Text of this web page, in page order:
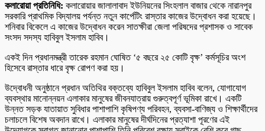
কলারোয়া প্রতিনিধি: কলারোয়ার জালালাবাদ ইউনিয়নের সিংহলাল বাজার থেকে নারানপুর
সরকারি প্রাথমিক বিদ্যালয় পর্যন্ত নতুন কার্পেটিং রাস্তার কাজের উদ্বোধন করা হয়েছে।
শনিবার বিকেলে এ কাজের উদ্বোধন করেন সাতক্ষীরা জেলা পরিষদের প্রশাসক ও সাবেক
সংসদ সদস্য হাবিবুল ইসলাম হাবিব।
একই দিন প্রধানমন্ত্রী তারেক রহমান ঘোষিত ‘৫ বছরে ২৫ কোটি বৃক্ষ’ কর্মসূচির অংশ
হিসেবে রাস্তার ধারে বৃক্ষ রোপণ করা হয়।
উদ্বোধনী অনুষ্ঠানে প্রধান অতিথির বক্তব্যে হাবিবুল ইসলাম হাবিব বলেন, যোগাযোগ
ব্যবস্থার মানোন্নয়ন এলাকার মানুষের জীবনযাত্রায় গুরুত্বপূর্ণ ভূমিকা রাখে। একটি
উন্নত সড়ক যাতায়াত সুবিধার পাশাপাশি কৃষিপণ্য পরিবহন, ব্যবসা-বাণিজ্য ও শিক্ষার্থীদের
চলাচলে বিশেষ অবদান রাখে। এলাকার মানুষের দীর্ঘদিনের প্রত্যাশা পূরণের এই